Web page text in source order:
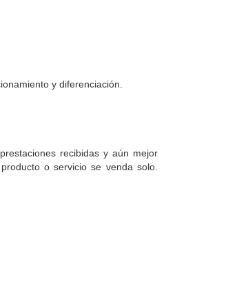
y diferenciación.
recibidas y aún mejor
o servicio se venda solo.